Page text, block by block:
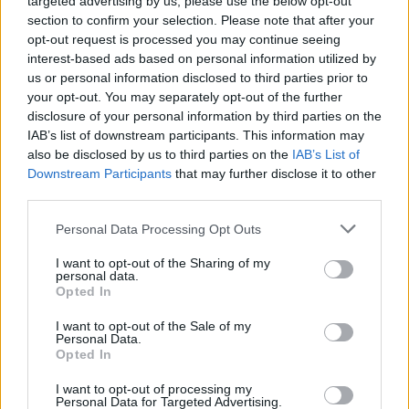
section to confirm your selection. Please note that after your
opt-out request is processed you may continue seeing
interest-based ads based on personal information utilized by
us or personal information disclosed to third parties prior to
your opt-out. You may separately opt-out of the further
disclosure of your personal information by third parties on the
IAB’s list of downstream participants. This information may
also be disclosed by us to third parties on the IAB’s List of
Downstream Participants that may further disclose it to other
Personal Data Processing Opt Outs
I want to opt-out of the Sharing of my
personal data.
Opted In
I want to opt-out of the Sale of my
Personal Data.
Opted In
I want to opt-out of processing my
Personal Data for Targeted Advertising.
Τι συμβαίνει τώρα
Μέχρι πρόσφατα, το φάρμακο είχε διατεθεί στην
αγορά κυρίως στον Περσικό Κόλπο και ειδικότερα
στη Σαουδική Αραβία. Σχεδόν το ήμισυ του
μεταξύ 2015 και 2019 βρέθηκε στην συγκεκριμένη
χώρα, σύμφωνα με τον ΟΗΕ. Ένα άρθρο του
Foreign Policy του 2021 σημείωνε ότι
«η πλήξη και
χρήση του ναρκωτικού στη Σαουδική Αραβία,